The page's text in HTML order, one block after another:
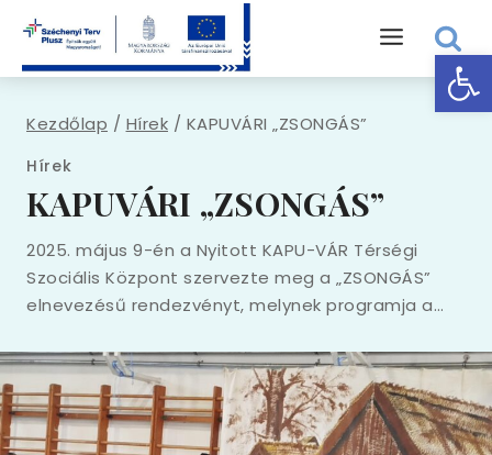
Kezdőlap / Hírek / KAPUVÁRI „ZSONGÁS”
Hírek
KAPUVÁRI „ZSONGÁS”
2025. május 9-én a Nyitott KAPU-VÁR Térségi
Szociális Központ szervezte meg a „ZSONGÁS”
elnevezésű rendezvényt, melynek programja a…